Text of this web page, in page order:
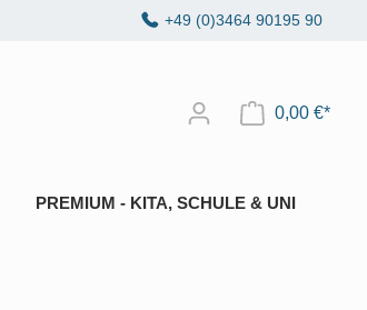
+49 (0)3464 90195 90
0,00 €*
PREMIUM - KITA, SCHULE & UNI